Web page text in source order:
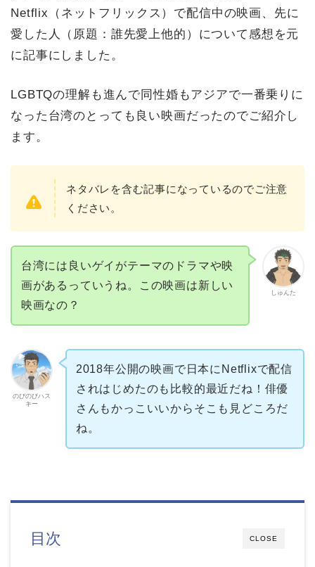
Netflix（ネットフリックス）で配信中の映画、先に
愛した人（原題：誰先愛上他的）について感想を元
に記事にしました。
LGBTQの理解も進んで同性婚もアジアで一番乗りに
なった台湾のとっても良い映画だったのでご紹介し
ます。
ネタバレを含む記事になっているのでご注意
ください。
しゅんた
台湾には良いゲイがテーマのドラマや映
画があるっていうね。この映画は新しい
映画なの？
のびのびハス
キー
2018年公開の映画で日本にNetflixで配信
されはじめたのも比較的最近だね！俳優
さんもかっこいいからそこも見どころだ
ね。
CLOSE
目次